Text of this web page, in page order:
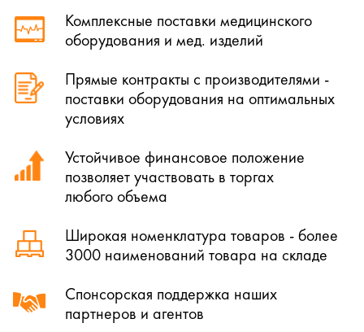
Комплексные поставки медицинского
оборудования и мед. изделий
Прямые контракты с производителями -
поставки оборудования на оптимальных
условиях
Устойчивое финансовое положение
позволяет участвовать в торгах
любого объема
Широкая номенклатура товаров - более
3000 наименований товара на складе
Спонсорская поддержка наших
партнеров и агентов